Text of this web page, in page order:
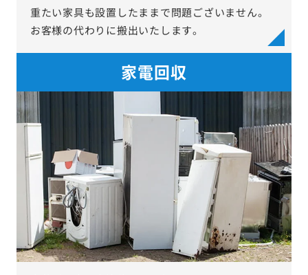
重たい家具も設置したままで問題ございません。
お客様の代わりに搬出いたします。
家電回収